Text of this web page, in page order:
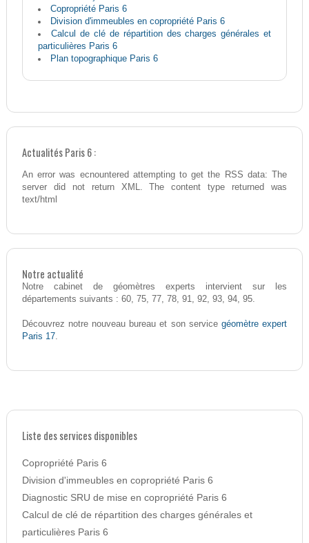
Copropriété Paris 6
Division d'immeubles en copropriété Paris 6
Calcul de clé de répartition des charges générales et
particulières Paris 6
Plan topographique Paris 6
Actualités Paris 6 :
An error was ecnountered attempting to get the RSS data: The
server did not return XML. The content type returned was
text/html
Notre actualité
Notre cabinet de géomètres experts intervient sur les
départements suivants : 60, 75, 77, 78, 91, 92, 93, 94, 95.
Découvrez notre nouveau bureau et son service géomètre expert
Paris 17.
Liste des services disponibles
Copropriété Paris 6
Division d'immeubles en copropriété Paris 6
Diagnostic SRU de mise en copropriété Paris 6
Calcul de clé de répartition des charges générales et
particulières Paris 6